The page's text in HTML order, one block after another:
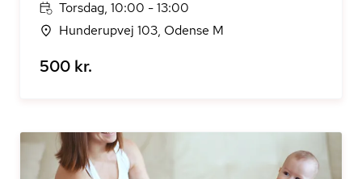
Torsdag, 10:00 - 13:00
Hunderupvej 103, Odense M
500 kr.